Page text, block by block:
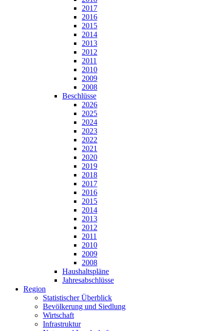
2017
2016
2015
2014
2013
2012
2011
2010
2009
2008
Beschlüsse
2026
2025
2024
2023
2022
2021
2020
2019
2018
2017
2016
2015
2014
2013
2012
2011
2010
2009
2008
Haushaltspläne
Jahresabschlüsse
Region
Statistischer Überblick
Bevölkerung und Siedlung
Wirtschaft
Infrastruktur